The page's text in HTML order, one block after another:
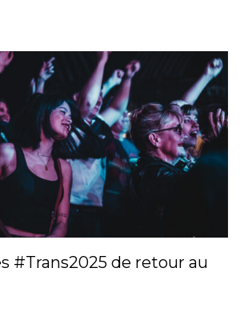
#Trans2025 de retour au